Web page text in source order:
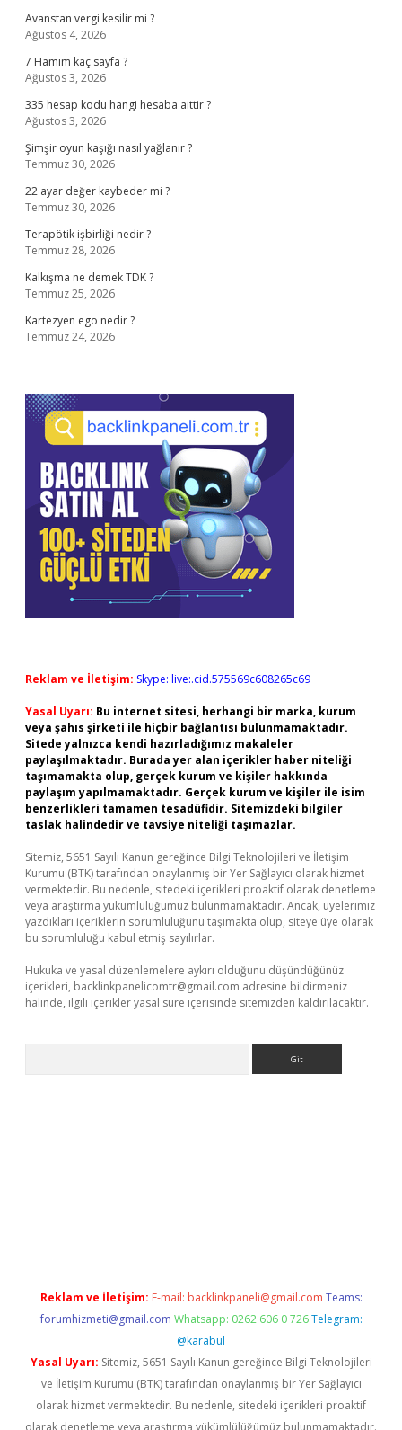
Avanstan vergi kesilir mi ?
Ağustos 4, 2026
7 Hamim kaç sayfa ?
Ağustos 3, 2026
335 hesap kodu hangi hesaba aittir ?
Ağustos 3, 2026
Şimşir oyun kaşığı nasıl yağlanır ?
Temmuz 30, 2026
22 ayar değer kaybeder mi ?
Temmuz 30, 2026
Terapötik işbirliği nedir ?
Temmuz 28, 2026
Kalkışma ne demek TDK ?
Temmuz 25, 2026
Kartezyen ego nedir ?
Temmuz 24, 2026
Reklam ve İletişim: Skype: live:.cid.575569c608265c69
Yasal Uyarı: Bu internet sitesi, herhangi bir marka, kurum
veya şahıs şirketi ile hiçbir bağlantısı bulunmamaktadır.
Sitede yalnızca kendi hazırladığımız makaleler
paylaşılmaktadır. Burada yer alan içerikler haber niteliği
taşımamakta olup, gerçek kurum ve kişiler hakkında
paylaşım yapılmamaktadır. Gerçek kurum ve kişiler ile isim
benzerlikleri tamamen tesadüfidir. Sitemizdeki bilgiler
taslak halindedir ve tavsiye niteliği taşımazlar.
Sitemiz, 5651 Sayılı Kanun gereğince Bilgi Teknolojileri ve İletişim
Kurumu (BTK) tarafından onaylanmış bir Yer Sağlayıcı olarak hizmet
vermektedir. Bu nedenle, sitedeki içerikleri proaktif olarak denetleme
veya araştırma yükümlülüğümüz bulunmamaktadır. Ancak, üyelerimiz
yazdıkları içeriklerin sorumluluğunu taşımakta olup, siteye üye olarak
bu sorumluluğu kabul etmiş sayılırlar.
Hukuka ve yasal düzenlemelere aykırı olduğunu düşündüğünüz
içerikleri, backlinkpanelicomtr@gmail.com adresine bildirmeniz
halinde, ilgili içerikler yasal süre içerisinde sitemizden kaldırılacaktır.
Reklam ve İletişim: E-mail: backlinkpaneli@gmail.com Teams:
forumhizmeti@gmail.com Whatsapp: 0262 606 0 726 Telegram:
@karabul
Yasal Uyarı: Sitemiz, 5651 Sayılı Kanun gereğince Bilgi Teknolojileri
ve İletişim Kurumu (BTK) tarafından onaylanmış bir Yer Sağlayıcı
olarak hizmet vermektedir. Bu nedenle, sitedeki içerikleri proaktif
olarak denetleme veya araştırma yükümlülüğümüz bulunmamaktadır.